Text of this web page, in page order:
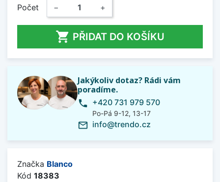
Počet − +
 PŘIDAT DO KOŠÍKU
Jakýkoliv dotaz? Rádi vám
poradíme.
phone +420 731 979 570
Po-Pá 9-12, 13-17
mail_outline info@trendo.cz
Značka Blanco
Kód 18383